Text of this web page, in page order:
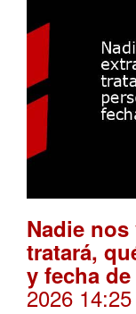
Nadie
tratará,
y fecha
2026 14:25